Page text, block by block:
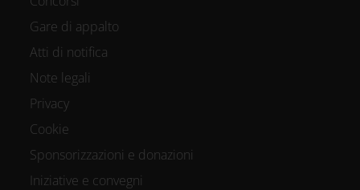
Gare di appalto
Atti di notifica
Note legali
Privacy
Cookie
Sponsorizzazioni e donazioni
Iniziative e convegni